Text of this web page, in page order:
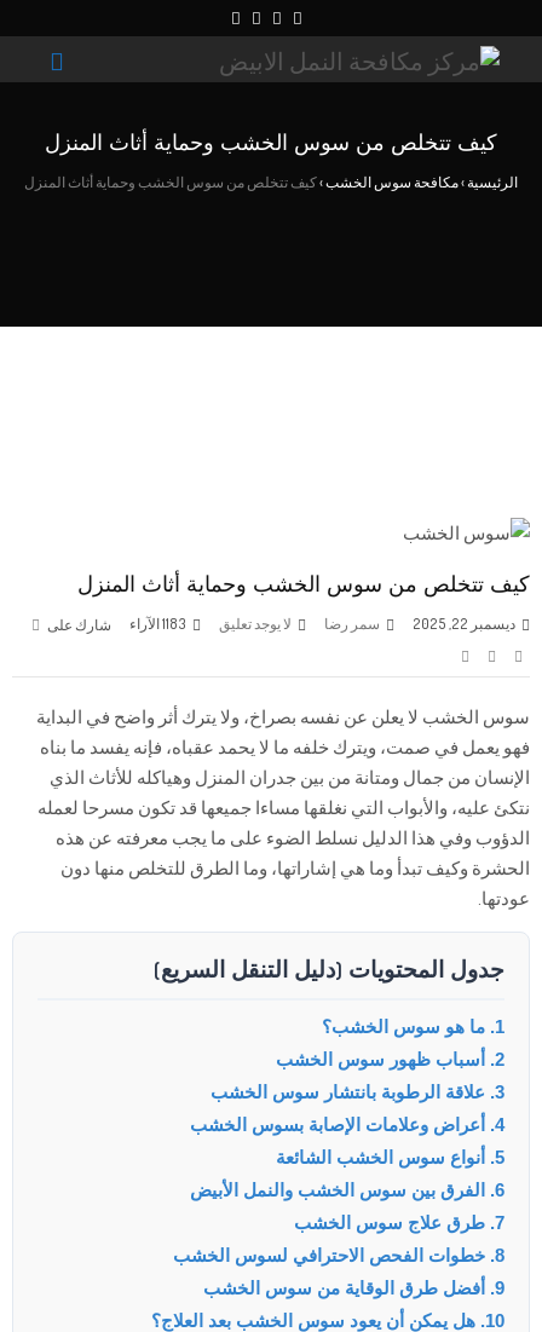
كيف تتخلص من سوس الخشب وحماية أثاث المنزل
الرئيسية›مكافحة سوس الخشب›كيف تتخلص من سوس الخشب وحماية أثاث المنزل
كيف تتخلص من سوس الخشب وحماية أثاث المنزل
ديسمبر 22, 2025 سمر رضا لا يوجد تعليق الآراء شارك على
سوس الخشب لا يعلن عن نفسه بصراخ، ولا يترك أثر واضح في البداية
فهو يعمل في صمت، ويترك خلفه ما لا يحمد عقباه، فإنه يفسد ما بناه
الإنسان من جمال ومتانة من بين جدران المنزل وهياكله للأثاث الذي
نتكئ عليه، والأبواب التي نغلقها مساءا جميعها قد تكون مسرحا لعمله
الدؤوب وفي هذا الدليل نسلط الضوء على ما يجب معرفته عن هذه
الحشرة وكيف تبدأ وما هي إشاراتها، وما الطرق للتخلص منها دون
عودتها.
جدول المحتويات (دليل التنقل السريع)
1. ما هو سوس الخشب؟
2. أسباب ظهور سوس الخشب
3. علاقة الرطوبة بانتشار سوس الخشب
4. أعراض وعلامات الإصابة بسوس الخشب
5. أنواع سوس الخشب الشائعة
6. الفرق بين سوس الخشب والنمل الأبيض
7. طرق علاج سوس الخشب
8. خطوات الفحص الاحترافي لسوس الخشب
9. أفضل طرق الوقاية من سوس الخشب
10. هل يمكن أن يعود سوس الخشب بعد العلاج؟